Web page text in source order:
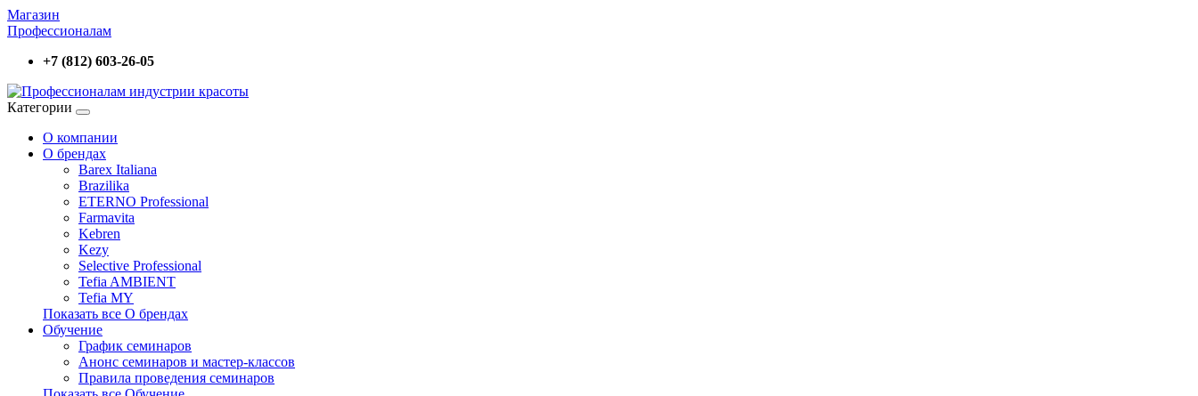
Магазин
Профессионалам
+7 (812) 603-26-05
Категории
О компании
О брендах
Barex Italiana
Brazilika
ETERNO Professional
Farmavita
Kebren
Kezy
Selective Professional
Tefia AMBIENT
Tefia MY
Показать все О брендах
Обучение
График семинаров
Анонс семинаров и мастер-классов
Правила проведения семинаров